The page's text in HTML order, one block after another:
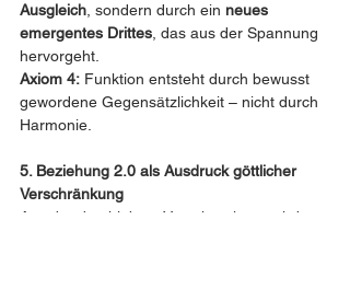
Ausgleich , sondern durch ein neues
emergentes Drittes , das aus der Spannung
hervorgeht.
Axiom 4: Funktion entsteht durch bewusst
gewordene Gegensätzlichkeit – nicht durch
Harmonie.
5. Beziehung 2.0 als Ausdruck göttlicher
Verschränkung
Aus der durchlebten Verschränkung wird